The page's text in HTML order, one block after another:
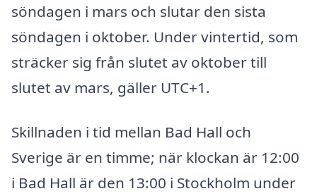
söndagen i mars och slutar den sista
söndagen i oktober. Under vintertid, som
sträcker sig från slutet av oktober till
slutet av mars, gäller UTC+1.
Skillnaden i tid mellan Bad Hall och
Sverige är en timme; när klockan är 12:00
i Bad Hall är den 13:00 i Stockholm under